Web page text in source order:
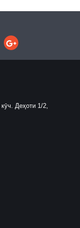
Деҳоти 1/2,